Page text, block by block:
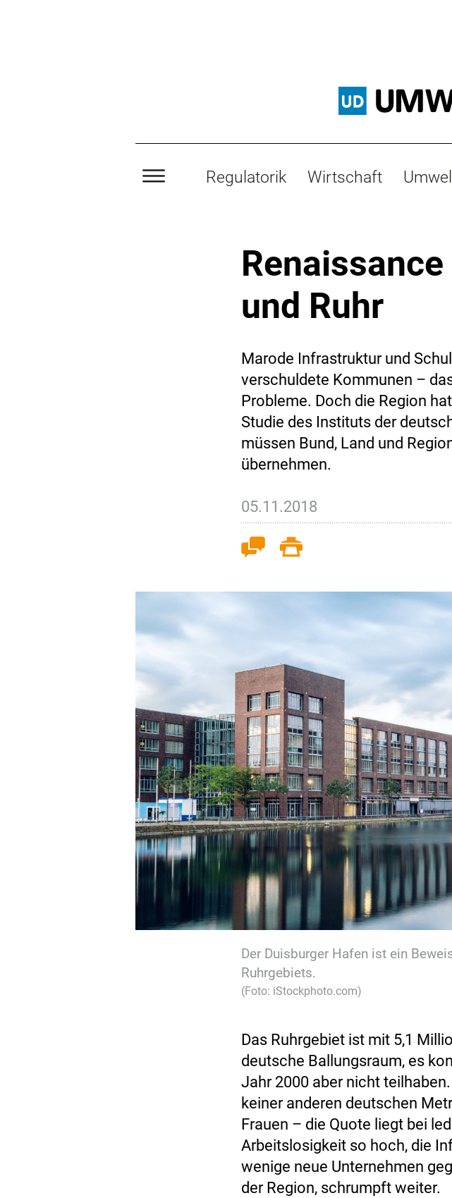
Regulatorik Wirtschaft
und Ruhr
Marode Infrastruktur und
verschuldete Kommunen –
Probleme. Doch die Region
Studie des Instituts der
müssen Bund, Land und
übernehmen.
05.11.2018
Der Duisburger Hafen ist ein
Ruhrgebiets.
(Foto: iStockphoto.com)
Das Ruhrgebiet ist mit 5,1
deutsche Ballungsraum, es
Jahr 2000 aber nicht
keiner anderen deutschen
Frauen – die Quote liegt bei
Arbeitslosigkeit so hoch, die
wenige neue Unternehmen
der Region, schrumpft weiter.